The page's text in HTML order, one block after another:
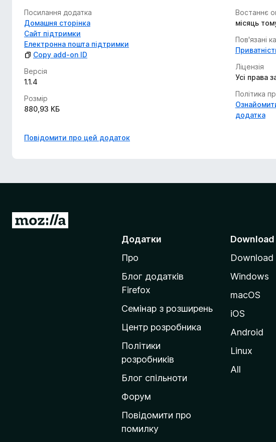
Посилання додатка
Домашня сторінка
Сайт підтримки
Електронна пошта підтримки
Copy add-on ID
Версія
1.1.4
Розмір
880,93 КБ
Востаннє
місяць
Пов'язані
Ліцензія
Усі права
Політика
додатка
Повідомити про цей додаток
П
Додатки
Про
Блог додатків
Firefox
Семінар з розширень
Центр розробника
Політики
розробників
Блог спільноти
Форум
Повідомити про
помилку
Download
Download
Windows
macOS
iOS
Android
Linux
All